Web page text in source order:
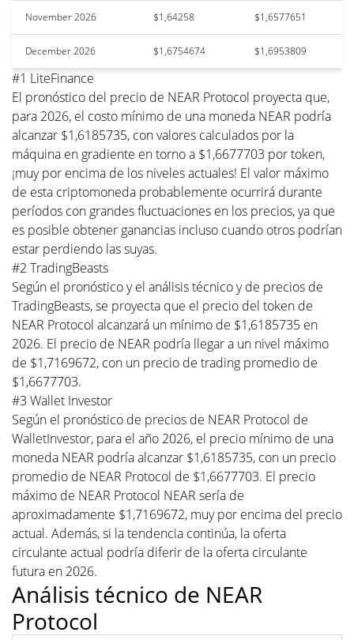
November 2026 $1,64258 $1,6577651
December 2026 $1,6754674 $1,6953809
#1 LiteFinance
El pronóstico del precio de NEAR Protocol proyecta que,
para 2026, el costo mínimo de una moneda NEAR podría
alcanzar $1,6185735, con valores calculados por la
máquina en gradiente en torno a $1,6677703 por token,
¡muy por encima de los niveles actuales! El valor máximo
de esta criptomoneda probablemente ocurrirá durante
períodos con grandes fluctuaciones en los precios, ya que
es posible obtener ganancias incluso cuando otros podrían
estar perdiendo las suyas.
#2 TradingBeasts
Según el pronóstico y el análisis técnico y de precios de
TradingBeasts, se proyecta que el precio del token de
NEAR Protocol alcanzará un mínimo de $1,6185735 en
2026. El precio de NEAR podría llegar a un nivel máximo
de $1,7169672, con un precio de trading promedio de
$1,6677703.
#3 Wallet Investor
Según el pronóstico de precios de NEAR Protocol de
WalletInvestor, para el año 2026, el precio mínimo de una
moneda NEAR podría alcanzar $1,6185735, con un precio
promedio de NEAR Protocol de $1,6677703. El precio
máximo de NEAR Protocol NEAR sería de
aproximadamente $1,7169672, muy por encima del precio
actual. Además, si la tendencia continúa, la oferta
circulante actual podría diferir de la oferta circulante
futura en 2026.
Análisis técnico de NEAR
Protocol